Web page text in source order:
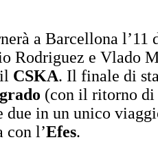
a Barcellona l’11
Rodriguez e Vlado
CSKA. Il finale di
(con il ritorno
due in un unico
con l’Efes.